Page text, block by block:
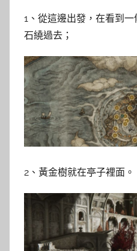
1、從這邊出發，在看到
石繞過去；
2、黃金樹就在亭子裡面。